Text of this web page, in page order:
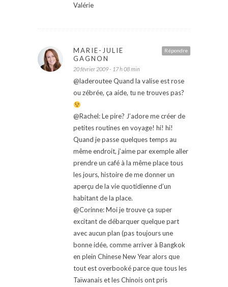
Valérie
Répondre
MARIE-JULIE
GAGNON
20 février 2009 - 17 h 08 min
@laderoutee Quand la valise est rose
ou zébrée, ça aide, tu ne trouves pas?
@Rachel: Le pire? J’adore me créer de
petites routines en voyage! hi! hi!
Quand je passe quelques temps au
même endroit, j’aime par exemple aller
prendre un café à la même place tous
les jours, histoire de me donner un
aperçu de la vie quotidienne d’un
habitant de la place.
@Corinne: Moi je trouve ça super
excitant de débarquer quelque part
avec aucun plan (pas toujours une
bonne idée, comme arriver à Bangkok
en plein Chinese New Year alors que
tout est overbooké parce que tous les
Taïwanais et les Chinois ont pris